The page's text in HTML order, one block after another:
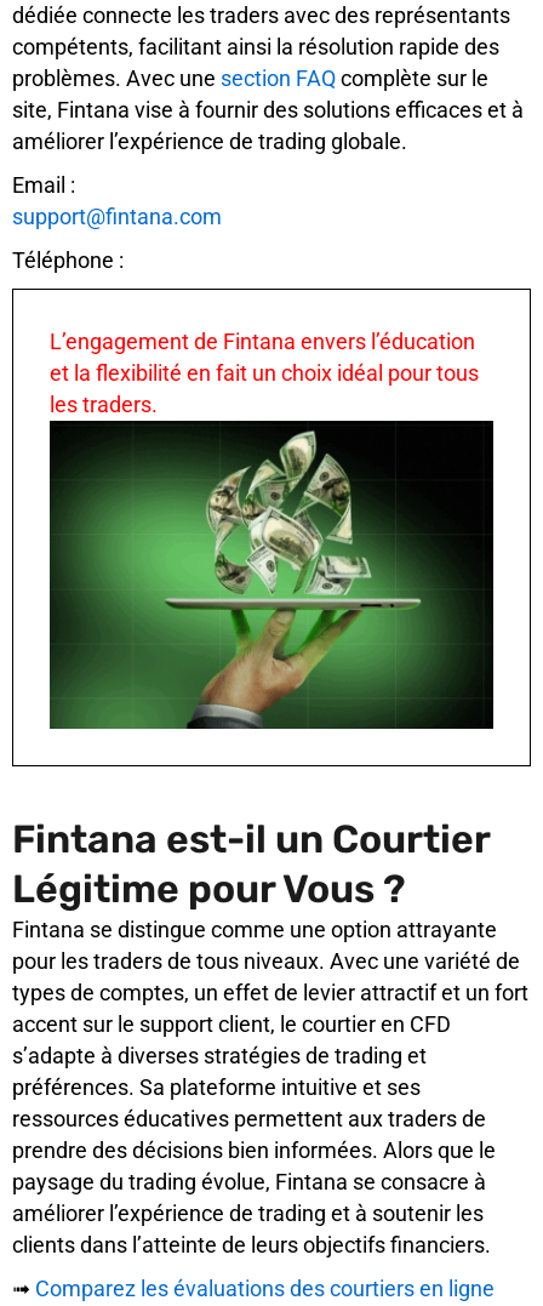
dédiée connecte les traders avec des représentants
compétents, facilitant ainsi la résolution rapide des
problèmes. Avec une section FAQcomplète sur le
site, Fintana vise à fournir des solutions efficaces et à
améliorer l’expérience de trading globale.
Email :
support@fintana.com
Téléphone :
L’engagement de Fintana envers l’éducation
et la flexibilité en fait un choix idéal pour tous
les traders.
Fintana est-il un Courtier
Légitime pour Vous ?
Fintana se distingue comme une option attrayante
pour les traders de tous niveaux. Avec une variété de
types de comptes, un effet de levier attractif et un fort
accent sur le support client, le courtier en CFD
s’adapte à diverses stratégies de trading et
préférences. Sa plateforme intuitive et ses
ressources éducatives permettent aux traders de
prendre des décisions bien informées. Alors que le
paysage du trading évolue, Fintana se consacre à
améliorer l’expérience de trading et à soutenir les
clients dans l’atteinte de leurs objectifs financiers.
➟ Comparez les évaluations des courtiers en ligne